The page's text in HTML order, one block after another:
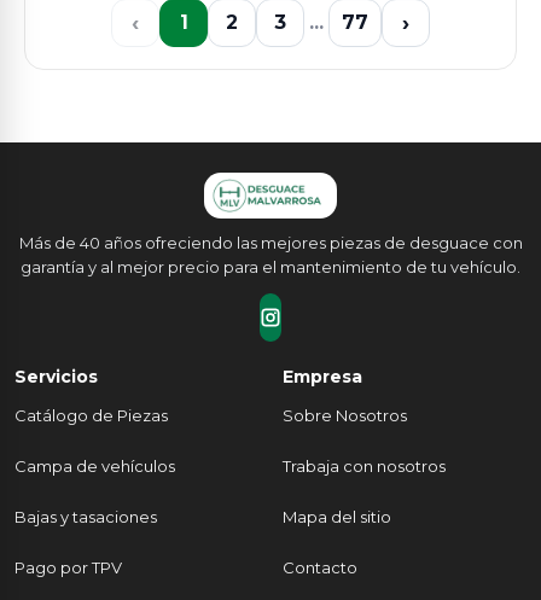
‹ 1 2 3 ... 77 ›
Más de 40 años ofreciendo las mejores piezas de desguace con
garantía y al mejor precio para el mantenimiento de tu vehículo.
Servicios
Catálogo de Piezas
Campa de vehículos
Bajas y tasaciones
Pago por TPV
Empresa
Sobre Nosotros
Trabaja con nosotros
Mapa del sitio
Contacto